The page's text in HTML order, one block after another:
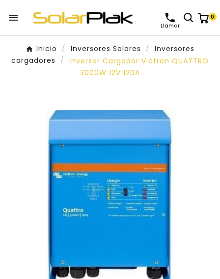

Llamar
0
Inicio Inversores Solares
Inversores
cargadores
Inversor Cargador Victron QUATTRO
3000W 12V 120A